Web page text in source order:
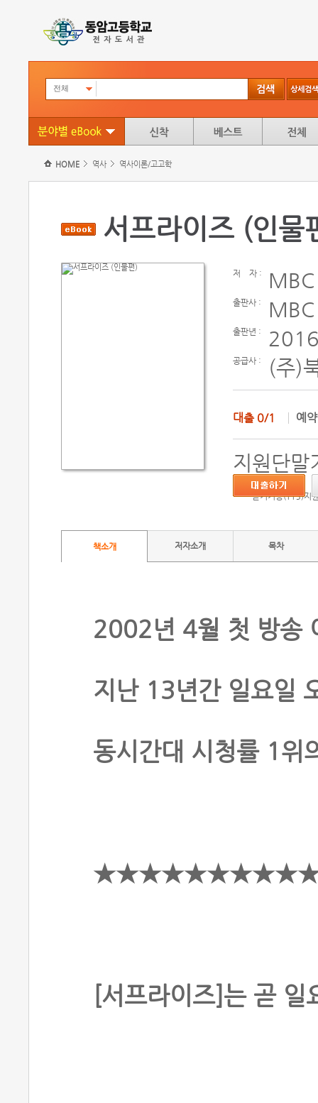
전체
HOME 역사 역사이론/고고학
서프라이즈 (인물
저 자 : MBC
출판사 :
출판년 :
공급사 : (주)
대출 0/1 예
지원단말
듣기기능(TTS)지
책소개 저자소개 목차
2002년 4월 첫 방송
지난 13년간 일요일
동시간대 시청률 1위
[서프라이즈]는 곧 일